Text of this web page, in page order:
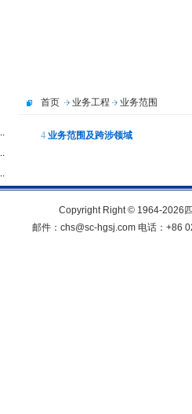
首页 业务工程 业务范围
4 业务范围及跨涉领域
Copyright Right © 1964-2026
邮件：chs@sc-hgsj.com 电话：